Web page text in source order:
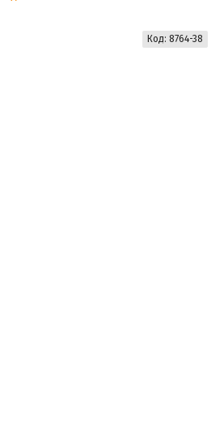
Код: 8764-38